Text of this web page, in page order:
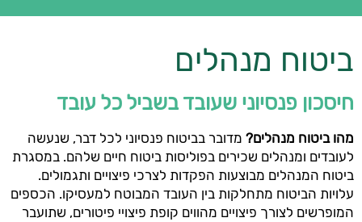
ביטוח מנהלים
חיסכון פנסיוני שעובד בשביל כל עובד
מהו ביטוח מנהלים? מדובר בביטוח פנסיוני לכל דבר, שנעשה
לעובדים ומנהלים שכירים בפוליסות ביטוח חיים שלהם. במסגרת
ביטוח המנהלים מבוצעות הפקדות לצרכי פיצויים ותגמולים.
עלויות הביטוח מתחלקות בין העובד המבוטח למעסיקו. הכספים
המופרשים לצורך פיצויים מהווים קופת פיצויי פיטורים, שתועבר